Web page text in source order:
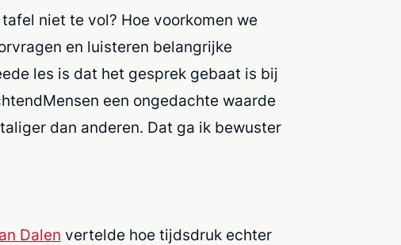
niet te vol? Hoe voorkomen we
en luisteren belangrijke
les is dat het gesprek gebaat is bij
een ongedachte waarde
dan anderen. Dat ga ik bewuster
Dalen vertelde hoe tijdsdruk echter